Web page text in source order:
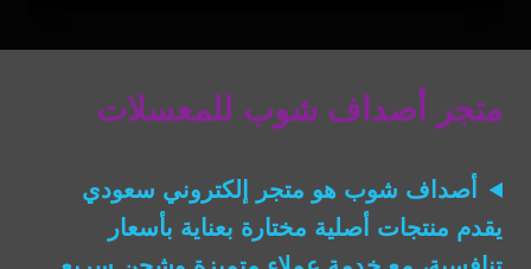
حجري
متجر أصداف شوب للمعسلات
أصداف شوب هو متجر إلكتروني سعودي
يقدم منتجات أصلية مختارة بعناية بأسعار